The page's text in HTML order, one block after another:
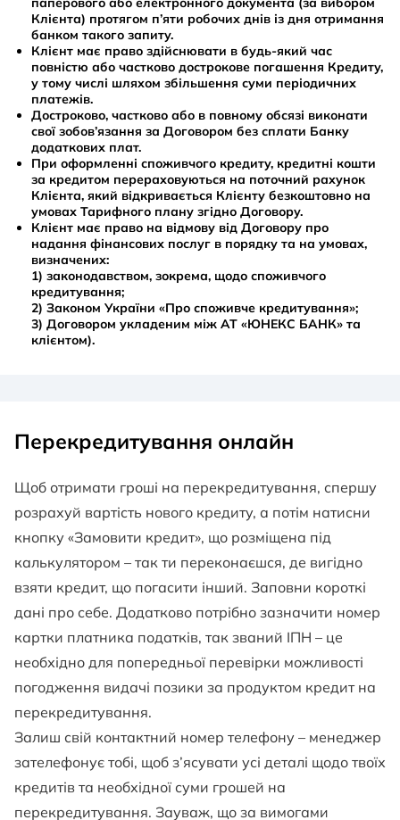
Клієнта) протягом п’яти робочих днів із дня отримання
банком такого запиту.
Клієнт має право здійснювати в будь-який час
повністю або частково дострокове погашення Кредиту,
у тому числі шляхом збільшення суми періодичних
платежів.
Достроково, частково або в повному обсязі виконати
свої зобов’язання за Договором без сплати Банку
додаткових плат.
При оформленні споживчого кредиту, кредитні кошти
за кредитом перераховуються на поточний рахунок
Клієнта, який відкривається Клієнту безкоштовно на
умовах Тарифного плану згідно Договору.
Клієнт має право на відмову від Договору про
надання фінансових послуг в порядку та на умовах,
визначених:
1) законодавством, зокрема, щодо споживчого
кредитування;
2) Законом України «Про споживче кредитування»;
3) Договором укладеним між АТ «ЮНЕКС БАНК» та
клієнтом).
Перекредитування онлайн
Щоб отримати гроші на перекредитування, спершу
розрахуй вартість нового кредиту, а потім натисни
кнопку «Замовити кредит», що розміщена під
калькулятором – так ти переконаєшся, де вигідно
взяти кредит, що погасити інший. Заповни короткі
дані про себе. Додатково потрібно зазначити номер
картки платника податків, так званий ІПН – це
необхідно для попередньої перевірки можливості
погодження видачі позики за продуктом кредит на
перекредитування.
Залиш свій контактний номер телефону – менеджер
зателефонує тобі, щоб з’ясувати усі деталі щодо твоїх
кредитів та необхідної суми грошей на
перекредитування. Зауваж, що за вимогами